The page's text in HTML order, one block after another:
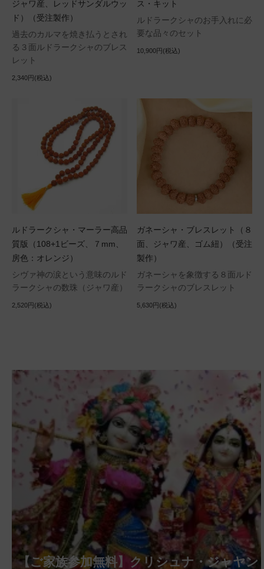
ジャワ産、レッドサンダルウッ
ド）（受注製作）
過去のカルマを焼き払うとされ
る３面ルドラークシャのブレス
レット
2,340円(税込)
ス・キット
ルドラークシャのお手入れに必
要な品々のセット
10,900円(税込)
ルドラークシャ・マーラー高品
質版（108+1ビーズ、７mm、
房色：オレンジ）
シヴァ神の涙という意味のルド
ラークシャの数珠（ジャワ産）
2,520円(税込)
ガネーシャ・ブレスレット（８
面、ジャワ産、ゴム紐）（受注
製作）
ガネーシャを象徴する８面ルド
ラークシャのブレスレット
5,630円(税込)
【ご家族参加無料】アーディ・アマーヴ
【ご家族参加無料】ラクシュミー・クベ
【ご家族参加無料】ナーガ・パンチャミ
【ご家族参加無料】ヴァラ・ラクシュミ
【ご家族参加無料】サンカタハラ・チャ
【ご家族参加無料】クリシュナ・ジャヤン
【ご家族参加無料】ガネーシャ・チャト
【ご家族参加無料】マハーラクシュミ
【ご家族参加無料】マハーラヤー・アマ
第221回グループ・ホーマ（ガーヤトリ